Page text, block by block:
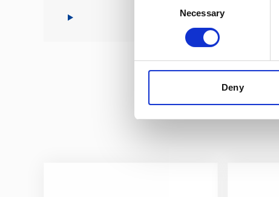
Necessary
Deny